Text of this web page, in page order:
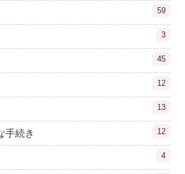
59
3
45
12
13
手続き 12
4